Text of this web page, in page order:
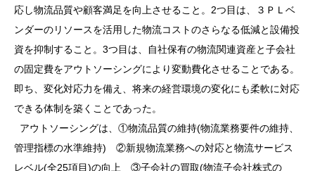
応し物流品質や顧客満足を向上させること。2つ目は、３ＰＬベ
ンダーのリソースを活用した物流コストのさらなる低減と設備投
資を抑制すること。3つ目は、自社保有の物流関連資産と子会社
の固定費をアウトソーシングにより変動費化させることである。
即ち、変化対応力を備え、将来の経営環境の変化にも柔軟に対応
できる体制を築くことであった。
アウトソーシングは、①物流品質の維持(物流業務要件の維持、
管理指標の水準維持) ②新規物流業務への対応と物流サービス
レベル(全25項目)の向上 ③子会社の買取(物流子会社株式の